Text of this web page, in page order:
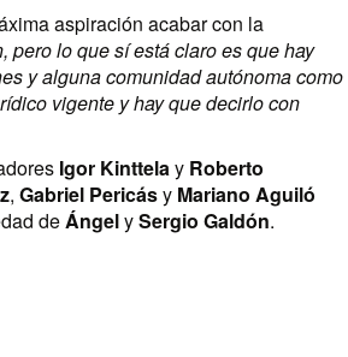
aspiración acabar con la
pero lo que sí está claro es que hay
y alguna comunidad autónoma como
vigente y hay que decirlo con
Igor Kinttelay Roberto
, Gabriel Pericásy Mariano Aguiló
deÁngelySergio Galdón.